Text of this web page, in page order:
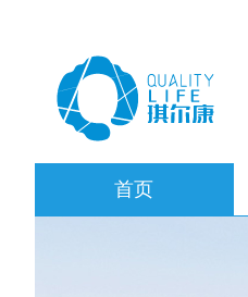
首页